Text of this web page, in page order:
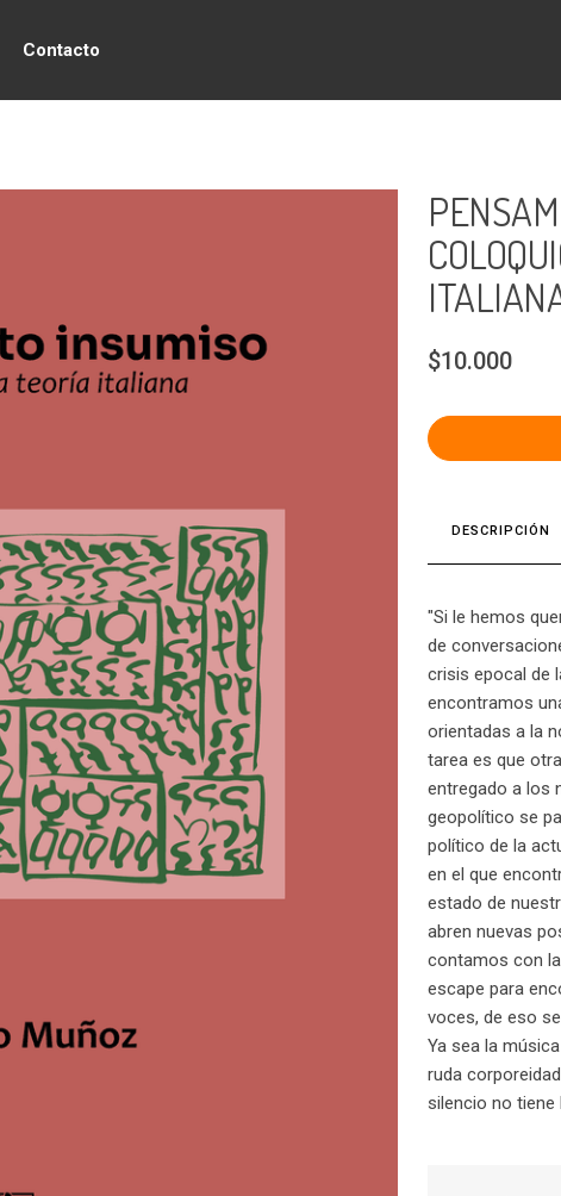
Contacto
$10.000
DESCRIPCIÓN
"Si le hemos
de
crisis epocal de
encontramos
orientadas a la
tarea es que
entregado a los
geopolítico se
político de la
en el que
estado de
abren nuevas
contamos con
escape para
voces, de eso
Ya sea la
ruda
silencio no tiene